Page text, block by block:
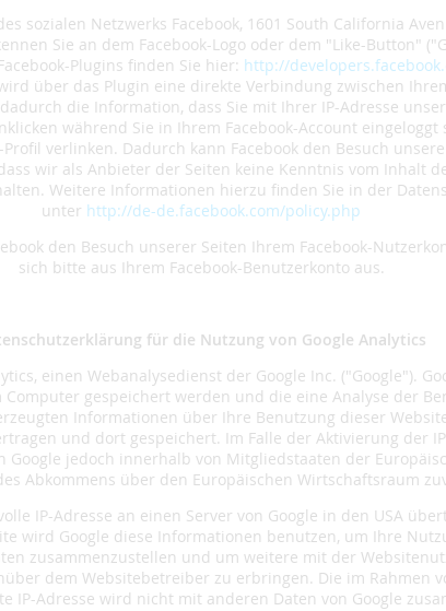
sozialen Netzwerks Facebook, 1601 South California
Sie an dem Facebook-Logo oder dem "Like-Button"
Plugins finden Sie hier: http://
über das Plugin eine direkte Verbindung zwischen
die Information, dass Sie mit Ihrer IP-Adresse
während Sie in Ihrem Facebook-Account
verlinken. Dadurch kann Facebook den Besuch
wir als Anbieter der Seiten keine Kenntnis vom Inhalt
Weitere Informationen hierzu finden Sie in der
unter http://de-de.facebook.com/policy.php
den Besuch unserer Seiten Ihrem Facebook-
sich bitte aus Ihrem Facebook-Benutzerkonto aus.
für die Nutzung von Google Analytics
einen Webanalysedienst der Google Inc. ("Google").
Computer gespeichert werden und die eine Analyse der
Informationen über Ihre Benutzung dieser
und dort gespeichert. Im Falle der Aktivierung der
Google jedoch innerhalb von Mitgliedstaaten der
Abkommens über den Europäischen Wirtschaftsraum
IP-Adresse an einen Server von Google in den USA
wird Google diese Informationen benutzen, um Ihre
zusammenzustellen und um weitere mit der
dem Websitebetreiber zu erbringen. Die im Rahmen
IP-Adresse wird nicht mit anderen Daten von Google